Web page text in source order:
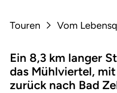
Touren Vom
Ein 8,3 km langer
das Mühlviertel,
zurück nach Bad